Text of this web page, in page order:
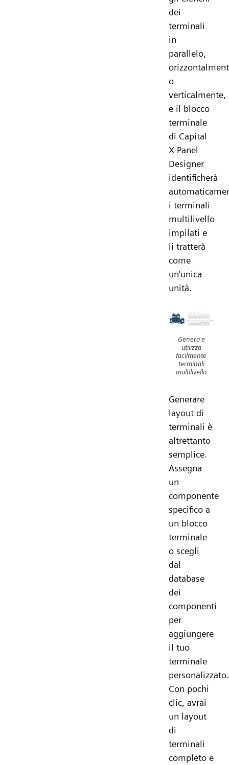
dei
terminali
in
parallelo,
o
verticalmente,
e il blocco
terminale
di Capital
X Panel
Designer
identificherà
i terminali
multilivello
impilati e
li tratterà
come
un'unica
unità.
Genera e
utilizza
facilmente
terminali
multilivello
Generare
layout di
terminali è
altrettanto
semplice.
Assegna
un
componente
specifico a
un blocco
terminale
o scegli
dal
database
dei
componenti
per
aggiungere
il tuo
terminale
personalizzato.
Con pochi
clic, avrai
un layout
di
terminali
completo e